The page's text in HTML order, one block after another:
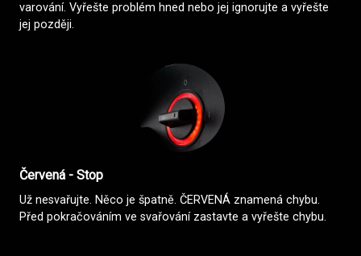
varování. Vyřešte problém hned nebo jej ignorujte a vyřešte
jej později.
Červená - Stop
Už nesvařujte. Něco je špatně. ČERVENÁ znamená chybu.
Před pokračováním ve svařování zastavte a vyřešte chybu.